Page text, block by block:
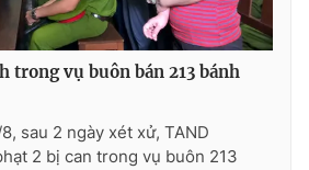
trong vụ buôn bán 213 bánh
sau 2 ngày xét xử, TAND
2 bị can trong vụ buôn 213